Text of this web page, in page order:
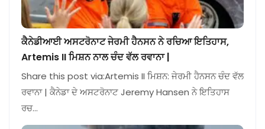
ਕੈਨੇਡੀਆਈ ਅਸਟਰੋਨਾਟ ਜੇਰਮੀ ਹੈਨਸਨ ਨੇ ਰਚਿਆ ਇਤਿਹਾਸ,
Artemis II ਮਿਸ਼ਨ ਨਾਲ ਚੰਦ ਵੱਲ ਰਵਾਨਾ |
Share this post via:Artemis II ਮਿਸ਼ਨ: ਜੇਰਮੀ ਹੈਨਸਨ ਚੰਦ ਵੱਲ
ਰਵਾਨਾ | ਕੈਨੇਡਾ ਦੇ ਅਸਟਰੋਨਾਟ Jeremy Hansen ਨੇ ਇਤਿਹਾਸ
ਰਚ…